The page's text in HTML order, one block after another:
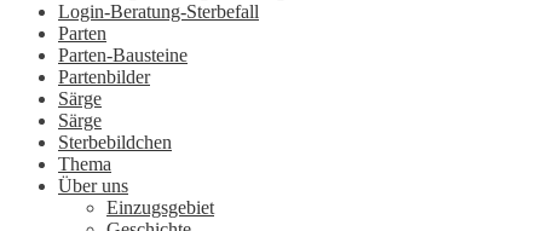
Login-Beratung-Sterbefall
Parten
Parten-Bausteine
Partenbilder
Särge
Särge
Sterbebildchen
Thema
Über uns
Einzugsgebiet